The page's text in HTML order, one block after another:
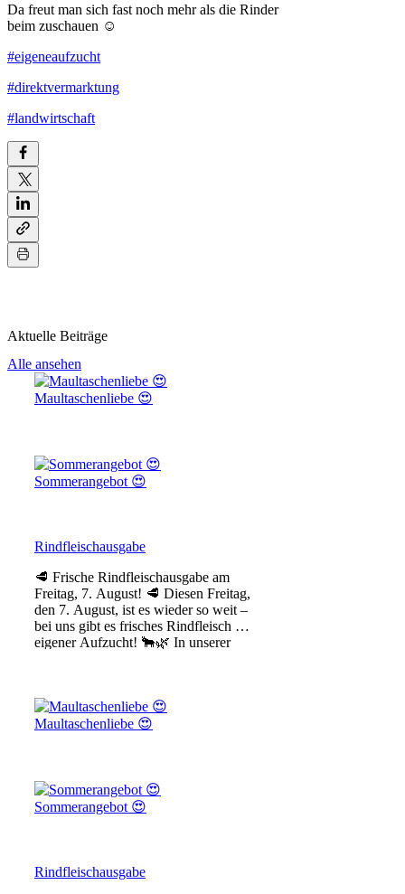
Da freut man sich fast noch mehr als die Rinder
beim zuschauen ☺️
#eigeneaufzucht
#direktvermarktung
#landwirtschaft
Aktuelle Beiträge
Alle ansehen
Maultaschenliebe 😍
Sommerangebot 😍
Rindfleischausgabe
🥩 Frische Rindfleischausgabe am
Freitag, 7. August! 🥩 Diesen Freitag,
den 7. August, ist es wieder so weit –
bei uns gibt es frisches Rindfleisch aus
eigener Aufzucht! 🐂🌿 In unserer
Maultaschenliebe 😍
Sommerangebot 😍
Rindfleischausgabe